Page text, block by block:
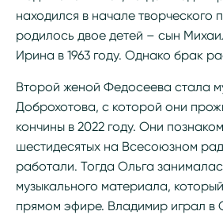
находился в начале творческого
родилось двое детей – сын
Ирина в 1963 году. Однако брак
Второй женой Федосеева стала
Доброхотова, с которой они
кончины в 2022 году. Они
шестидесятых на Всесоюзном
работали. Тогда Ольга
музыкального материала,
прямом эфире. Владимир играл в